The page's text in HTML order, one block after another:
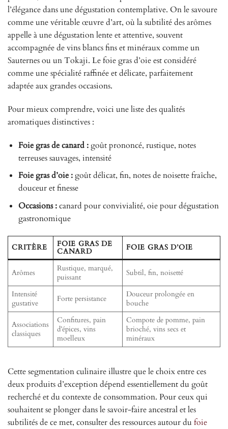
l’élégance dans une dégustation contemplative. On le savoure
comme une véritable œuvre d’art, où la subtilité des arômes
appelle à une dégustation lente et attentive, souvent
accompagnée de vins blancs fins et minéraux comme un
Sauternes ou un Tokaji. Le foie gras d’oie est considéré
comme une spécialité raffinée et délicate, parfaitement
adaptée aux grandes occasions.
Pour mieux comprendre, voici une liste des qualités
aromatiques distinctives :
Foie gras de canard :goût prononcé, rustique, notes
terreuses sauvages, intensité
Foie gras d’oie :goût délicat, fin, notes de noisette fraîche,
douceur et finesse
Occasions :canard pour convivialité, oie pour dégustation
gastronomique
CRITÈRE FOIE GRAS DE
CANARD FOIE GRAS D’OIE
Arômes
Rustique, marqué,
puissant
Subtil, fin, noisetté
Intensité
gustative
Forte persistance
Douceur prolongée en
bouche
Associations
classiques
Confitures, pain
d’épices, vins
moelleux
Compote de pomme, pain
brioché, vins secs et
minéraux
Cette segmentation culinaire illustre que le choix entre ces
deux produits d’exception dépend essentiellement du goût
recherché et du contexte de consommation. Pour ceux qui
souhaitent se plonger dans le savoir-faire ancestral et les
subtilités de ce met, consulter des ressources autour du foie